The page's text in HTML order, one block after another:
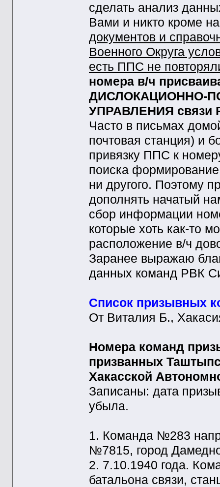
сделать анализ
Вами и никто кроме
документов и
Военного Округа
есть ППС не
номера в/ч
ДИСЛОКАЦИОННО-
УПРАВЛЕНИЯ связи
Часто в письмах
почтовая станция) и
привязку ППС к
поиска
ни другого. Поэтому
дополнять начатый
сбор информации
которые хоть как-то
расположение в/ч
Заранее выражаю
данных команд РВК
Список призывных
От Виталия Б.,
Номера команд
призванных
Хакасской
Записаны: дата
убыла.
1. Команда №283
№7815, город
2. 7.10.1940 года.
батальона связи,